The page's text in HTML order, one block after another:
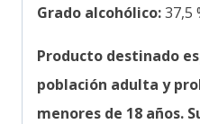
Grado alcohólico:37,5
Producto destinado
población adulta y
menores de 18 años.